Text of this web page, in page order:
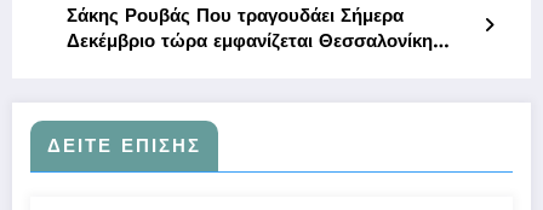
Σάκης Ρουβάς Που τραγουδάει Σήμερα
Δεκέμβριο τώρα εμφανίζεται Θεσσαλονίκη
ΔΕΊΤΕ ΕΠΊΣΗΣ